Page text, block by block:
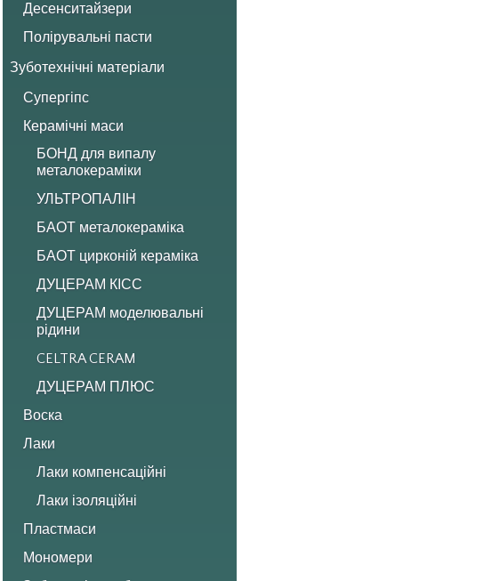
Десенситайзери
Полірувальні пасти
Зуботехнічні матеріали
Супергіпс
Керамічні маси
БОНД для випалу
металокераміки
УЛЬТРОПАЛІН
БАОТ металокераміка
БАОТ цирконій кераміка
ДУЦЕРАМ КІСС
ДУЦЕРАМ моделювальні
рідини
CELTRA CERAM
ДУЦЕРАМ ПЛЮС
Воска
Лаки
Лаки компенсаційні
Лаки ізоляційні
Пластмаси
Мономери